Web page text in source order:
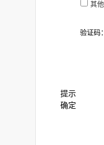
其他
验证码：
提示
确定